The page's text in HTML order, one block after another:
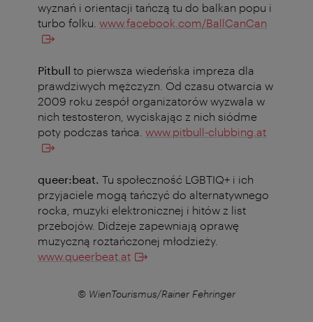
wyznań i orientacji tańczą tu do balkan popu i
turbo folku. www.facebook.com/BallCanCan
Pitbull to pierwsza wiedeńska impreza dla
prawdziwych mężczyzn. Od czasu otwarcia w
2009 roku zespół organizatorów wyzwala w
nich testosteron, wyciskając z nich siódme
poty podczas tańca. www.pitbull-clubbing.at
queer:beat. Tu społeczność LGBTIQ+ i ich
przyjaciele mogą tańczyć do alternatywnego
rocka, muzyki elektronicznej i hitów z list
przebojów. Didżeje zapewniają oprawę
muzyczną roztańczonej młodzieży.
www.queerbeat.at
© WienTourismus/Rainer Fehringer